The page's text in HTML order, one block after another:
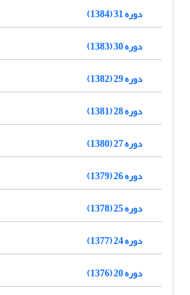
دوره 31 (1384)
دوره 30 (1383)
دوره 29 (1382)
دوره 28 (1381)
دوره 27 (1380)
دوره 26 (1379)
دوره 25 (1378)
دوره 24 (1377)
دوره 20 (1376)